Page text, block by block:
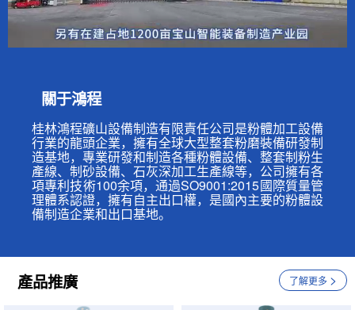
關于鴻程
桂林鴻程礦山設備制造有限責任公司是粉體加工設備
行業的龍頭企業，擁有全球大型整套粉磨裝備研發制
造基地，專業研發和制造各種粉體設備、整套制粉生
產線、制砂設備、石灰深加工生產線等，公司擁有各
項專利技術100余項，通過SO9001:2015國際質量管
理體系認證，擁有自主出口權，是國內主要的粉體設
備制造企業和出口基地。
產品推廣 了解更多 >